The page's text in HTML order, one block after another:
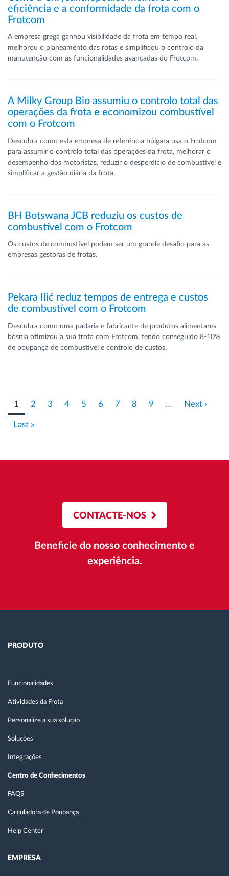
eficiência e a conformidade da frota com o
Frotcom
A empresa grega ganhou visibilidade da frota em tempo real,
melhorou o planeamento das rotas e simplificou o controlo da
manutenção com as funcionalidades avançadas do Frotcom.
A Milky Group Bio assumiu o controlo total das
operações da frota e economizou combustível
com o Frotcom
Descubra como esta empresa de referência búlgara usa o Frotcom
para assumir o controlo total das operações da frota, melhorar o
desempenho dos motoristas, reduzir o desperdício de combustível e
simplificar a gestão diária da frota.
BH Botswana JCB reduziu os custos de
combustível com o Frotcom
Os custos de combustível podem ser um grande desafio para as
empresas gestoras de frotas.
Pekara Ilić reduz tempos de entrega e custos
de combustível com o Frotcom
Descubra como uma padaria e fabricante de produtos alimentares
bósnia otimizou a sua frota com Frotcom, tendo conseguido 8-10%
de poupança de combustível e controlo de custos.
Página
atual
1 Page
2 Page
3 Page
4 Page
5 Page
6 Page
7 Page
8 Page
9 …
Próxima
Next ›
Last
Last »
CONTACTE-NOS
Beneficie do nosso conhecimento e
experiência.
PRODUTO
Funcionalidades
Atividades da Frota
Personalize a sua solução
Soluções
Integrações
Centro de Conhecimentos
FAQS
Calculadora de Poupança
Help Center
EMPRESA